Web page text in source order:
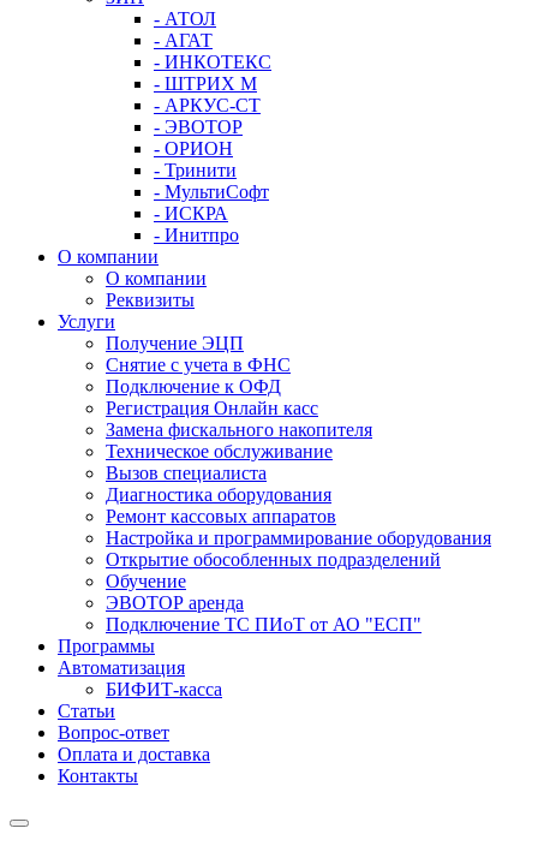
- АТОЛ
- АГАТ
- ИНКОТЕКС
- ШТРИХ М
- АРКУС-СТ
- ЭВОТОР
- ОРИОН
- Тринити
- МультиСофт
- ИСКРА
- Инитпро
О компании
О компании
Реквизиты
Услуги
Получение ЭЦП
Снятие с учета в ФНС
Подключение к ОФД
Регистрация Онлайн касс
Замена фискального накопителя
Техническое обслуживание
Вызов специалиста
Диагностика оборудования
Ремонт кассовых аппаратов
Настройка и программирование оборудования
Открытие обособленных подразделений
Обучение
ЭВОТОР аренда
Подключение ТС ПИоТ от АО "ЕСП"
Программы
Автоматизация
БИФИТ-касса
Статьи
Вопрос-ответ
Оплата и доставка
Контакты